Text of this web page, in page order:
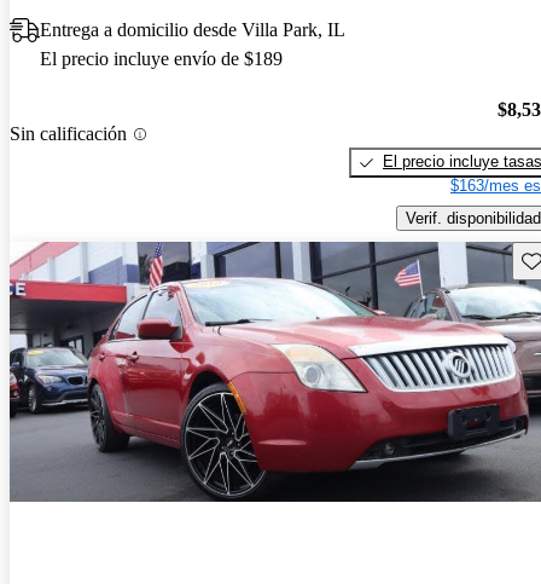
Entrega a domicilio desde Villa Park, IL
El precio incluye envío de $189
Sin calificación
El precio incluye tasas
$163/mes
Verif. disponibilidad